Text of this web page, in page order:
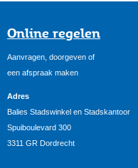
Online regelen
Aanvragen, doorgeven of
een afspraak maken
Adres
Balies Stadswinkel en Stadskantoor
Spuiboulevard 300
3311 GR Dordrecht